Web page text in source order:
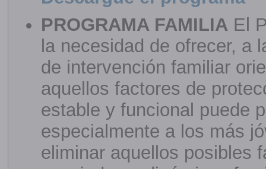
PROGRAMA FAMILIAEl
la necesidad de ofrecer, a
de intervención familiar
aquellos factores de
estable y funcional puede
especialmente a los más
eliminar aquellos posibles